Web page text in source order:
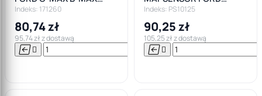
FIESTA FEBI
Indeks: 171260
80,74 zł
95,74 zł z dostawą
  

FOCUS FIESTA FUSION
1.4 1.6 VOLVO MAZDA
Indeks: PS10125
90,25 zł
105,25 zł z dostawą
 